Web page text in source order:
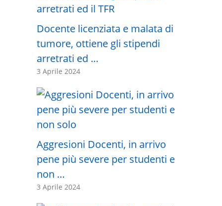
Docente licenziata e malata di
tumore, ottiene gli stipendi
arretrati ed …
3 Aprile 2024
Aggresioni Docenti, in arrivo
pene più severe per studenti e
non …
3 Aprile 2024